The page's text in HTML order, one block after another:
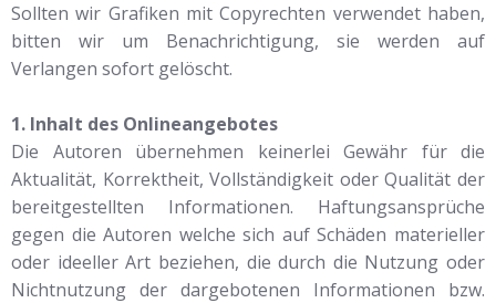
Sollten wir Grafiken mit Copyrechten verwendet haben,
bitten wir um Benachrichtigung, sie werden auf
Verlangen sofort gelöscht.
1. Inhalt des Onlineangebotes
Die Autoren übernehmen keinerlei Gewähr für die
Aktualität, Korrektheit, Vollständigkeit oder Qualität der
bereitgestellten Informationen. Haftungsansprüche
gegen die Autoren welche sich auf Schäden materieller
oder ideeller Art beziehen, die durch die Nutzung oder
Nichtnutzung der dargebotenen Informationen bzw.